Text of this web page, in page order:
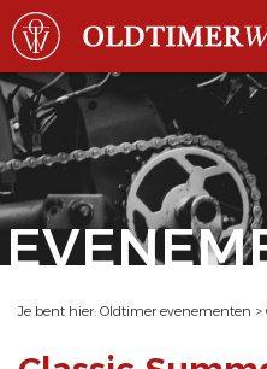
Je bent hier: Oldtimer evenementen >